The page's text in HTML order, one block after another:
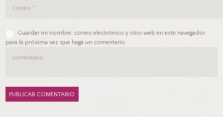
Guardar mi nombre, correo electrónico y sitio web en este navegador
para la próxima vez que haga un comentario.